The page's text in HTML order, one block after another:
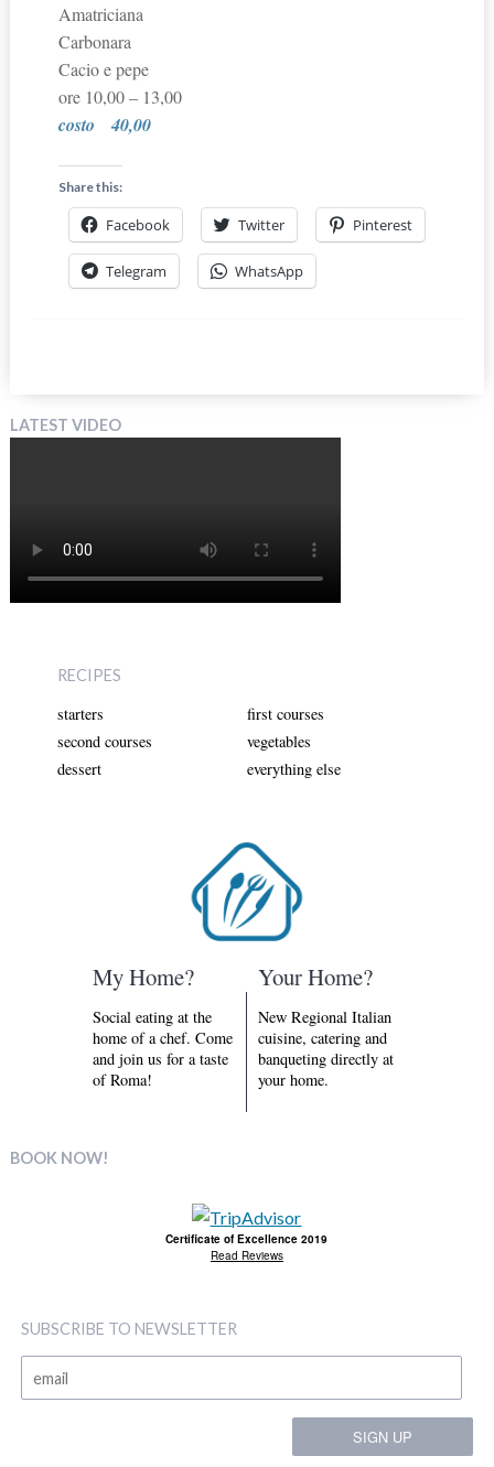
Amatriciana
Carbonara
Cacio e pepe
ore 10,00 – 13,00
costo 40,00
Share this:
Facebook Twitter Pinterest
Telegram WhatsApp
LATEST VIDEO
RECIPES
starters
first courses
second courses
vegetables
dessert
everything else
My Home?
Social eating at the
home of a chef. Come
and join us for a taste
of Roma!
Your Home?
New Regional Italian
cuisine, catering and
banqueting directly at
your home.
BOOK NOW!
Certificate of Excellence 2019
Read Reviews
SUBSCRIBE TO NEWSLETTER